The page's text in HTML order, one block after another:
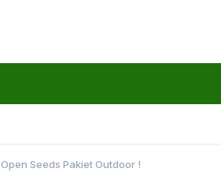
Open Seeds Pakiet Outdoor !